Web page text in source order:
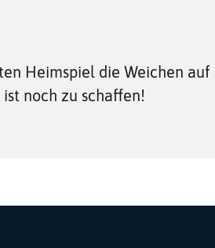
Heimspiel die Weichen
noch zu schaffen!